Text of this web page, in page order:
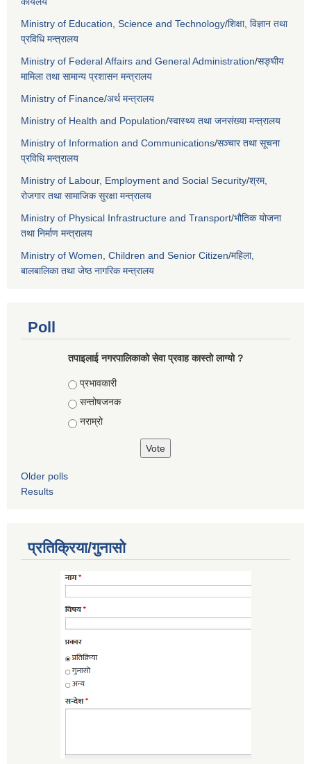
Ministry of Education, Science and Technology/शिक्षा, विज्ञान तथा
प्रविधि मन्त्रालय
Ministry of Federal Affairs and General Administration/सङ्घीय
मामिला तथा सामान्य प्रशासन मन्त्रालय
Ministry of Finance/अर्थ मन्त्रालय
Ministry of Health and Population/स्वास्थ्य तथा जनसंख्या मन्त्रालय
Ministry of Information and Communications/सञ्चार तथा सूचना
प्रविधि मन्त्रालय
Ministry of Labour, Employment and Social Security/श्रम,
रोजगार तथा सामाजिक सुरक्षा मन्त्रालय
Ministry of Physical Infrastructure and Transport/भौतिक योजना
तथा निर्माण मन्त्रालय
Ministry of Women, Children and Senior Citizen/महिला,
बालबालिका तथा जेष्ठ नागरिक मन्त्रालय
Poll
तपाइलाई नगरपालिकाको सेवा प्रवाह कास्तो लाग्यो ?
Choices
प्रभावकारी
सन्तोषजनक
नराम्रो
Older polls
Results
प्रतिक्रिया/गुनासो